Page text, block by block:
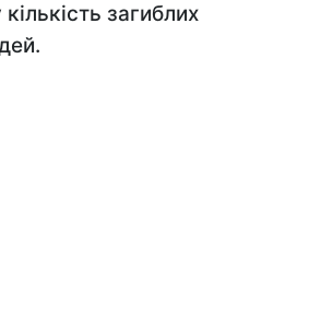
загиблих